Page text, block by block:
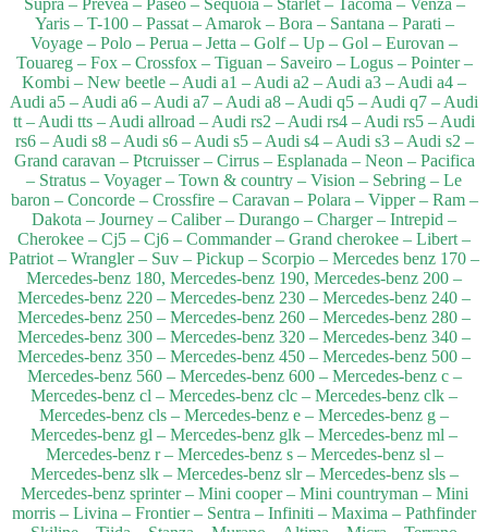
Supra – Prevea – Paseo – Sequoia – Starlet – Tacoma – Venza –
Yaris – T-100 – Passat – Amarok – Bora – Santana – Parati –
Voyage – Polo – Perua – Jetta – Golf – Up – Gol – Eurovan –
Touareg – Fox – Crossfox – Tiguan – Saveiro – Logus – Pointer –
Kombi – New beetle – Audi a1 – Audi a2 – Audi a3 – Audi a4 –
Audi a5 – Audi a6 – Audi a7 – Audi a8 – Audi q5 – Audi q7 – Audi
tt – Audi tts – Audi allroad – Audi rs2 – Audi rs4 – Audi rs5 – Audi
rs6 – Audi s8 – Audi s6 – Audi s5 – Audi s4 – Audi s3 – Audi s2 –
Grand caravan – Ptcruisser – Cirrus – Esplanada – Neon – Pacifica
– Stratus – Voyager – Town & country – Vision – Sebring – Le
baron – Concorde – Crossfire – Caravan – Polara – Vipper – Ram –
Dakota – Journey – Caliber – Durango – Charger – Intrepid –
Cherokee – Cj5 – Cj6 – Commander – Grand cherokee – Libert –
Patriot – Wrangler – Suv – Pickup – Scorpio – Mercedes benz 170 –
Mercedes-benz 180, Mercedes-benz 190, Mercedes-benz 200 –
Mercedes-benz 220 – Mercedes-benz 230 – Mercedes-benz 240 –
Mercedes-benz 250 – Mercedes-benz 260 – Mercedes-benz 280 –
Mercedes-benz 300 – Mercedes-benz 320 – Mercedes-benz 340 –
Mercedes-benz 350 – Mercedes-benz 450 – Mercedes-benz 500 –
Mercedes-benz 560 – Mercedes-benz 600 – Mercedes-benz c –
Mercedes-benz cl – Mercedes-benz clc – Mercedes-benz clk –
Mercedes-benz cls – Mercedes-benz e – Mercedes-benz g –
Mercedes-benz gl – Mercedes-benz glk – Mercedes-benz ml –
Mercedes-benz r – Mercedes-benz s – Mercedes-benz sl –
Mercedes-benz slk – Mercedes-benz slr – Mercedes-benz sls –
Mercedes-benz sprinter – Mini cooper – Mini countryman – Mini
morris – Livina – Frontier – Sentra – Infiniti – Maxima – Pathfinder